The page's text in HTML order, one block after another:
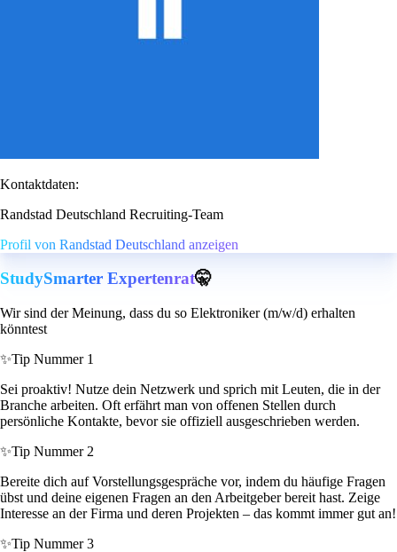
Kontaktdaten:
Randstad Deutschland Recruiting-Team
Profil von Randstad Deutschland anzeigen
StudySmarter Expertenrat🤫
Wir sind der Meinung, dass du so Elektroniker (m/w/d) erhalten
könntest
✨Tip Nummer 1
Sei proaktiv! Nutze dein Netzwerk und sprich mit Leuten, die in der
Branche arbeiten. Oft erfährt man von offenen Stellen durch
persönliche Kontakte, bevor sie offiziell ausgeschrieben werden.
✨Tip Nummer 2
Bereite dich auf Vorstellungsgespräche vor, indem du häufige Fragen
übst und deine eigenen Fragen an den Arbeitgeber bereit hast. Zeige
Interesse an der Firma und deren Projekten – das kommt immer gut an!
✨Tip Nummer 3